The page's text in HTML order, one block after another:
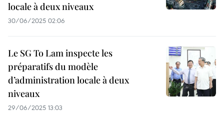
locale à deux niveaux
30/06/2025 02:06
Le SG To Lam inspecte les
préparatifs du modèle
d’administration locale à deux
niveaux
29/06/2025 13:03